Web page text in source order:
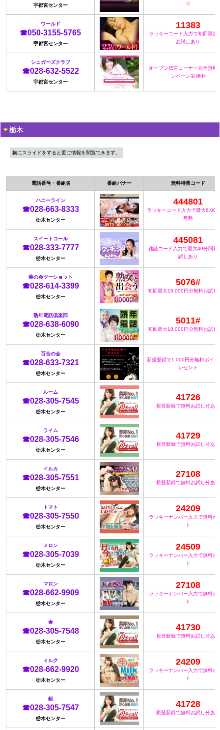
宇都宮センター
り
ワールド
☎050-3155-5765
宇都宮センター
11383
ラッキーコード入力で初回限定
お試しあり
シュガーズクラブ
☎028-632-5522
宇都宮センター
オープン伝言コーナー完全無料
ンペーン実施中
栃木
横にスライドをすると更に情報を閲覧できます。
電話番号・番組名 番組バナー 無料特典コード
ハニーライン
☎028-663-8333
栃木センター
444801
ラッキーコード入力で最大6,000
無料
スイートコール
☎028-333-7777
栃木センター
445081
雑誌コード入力で最大40分間無
試しあり
華の会ツーショット
☎028-614-3399
栃木センター
5076#
初回最大10,000円分無料お試し
熟年電話倶楽部
☎028-638-6090
栃木センター
5011#
初回最大10,000円分無料お試し
百合の会
☎028-633-7321
栃木センター
新規登録で1,000円分無料ポイン
レゼント
ルーム
☎028-305-7545
栃木センター
41726
規登新録で無料お試し分あり
ライム
☎028-305-7546
栃木センター
41729
規登新録で無料お試し分あり
イルカ
☎028-305-7551
栃木センター
27108
規登新録で無料お試し分あり
トマト
☎028-305-7550
栃木センター
24209
ラッキーナンバー入力で無料ポ
ト
メロン
☎028-305-7039
栃木センター
24509
ラッキーナンバー入力で無料ポ
ト
マロン
☎028-662-9909
栃木センター
27108
ラッキーナンバー入力で無料ポ
ト
金
☎028-305-7548
栃木センター
41730
規登新録で無料お試し分あり
ミルク
☎028-662-9920
栃木センター
24209
ラッキーナンバー入力で無料ポ
ト
銀
☎028-305-7547
栃木センター
41728
規登新録で無料お試し分あり